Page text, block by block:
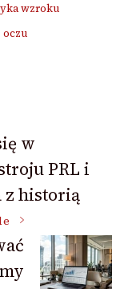
wzroku
oczu
w
PRL i
z historią